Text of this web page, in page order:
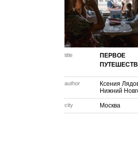
title
ПЕРВОЕ
author
Ксения
Нижний
city Москва